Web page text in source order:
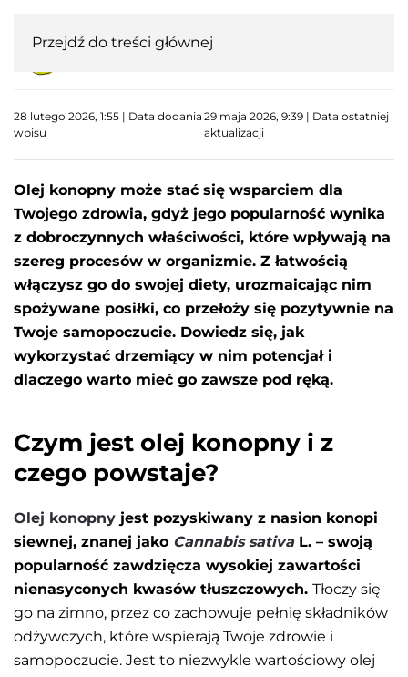
Przejdź do treści głównej
28 lutego 2026, 1:55 | Data dodania
wpisu
29 maja 2026, 9:39 | Data ostatniej
aktualizacji
Olej konopny może stać się wsparciem dla
Twojego zdrowia, gdyż jego popularność wynika
z dobroczynnych właściwości, które wpływają na
szereg procesów w organizmie. Z łatwością
włączysz go do swojej diety, urozmaicając nim
spożywane posiłki, co przełoży się pozytywnie na
Twoje samopoczucie. Dowiedz się, jak
wykorzystać drzemiący w nim potencjał i
dlaczego warto mieć go zawsze pod ręką.
Czym jest olej konopny i z
czego powstaje?
Olej konopny jest pozyskiwany z nasion konopi
siewnej, znanej jako Cannabis sativa L. – swoją
popularność zawdzięcza wysokiej zawartości
nienasyconych kwasów tłuszczowych. Tłoczy się
go na zimno, przez co zachowuje pełnię składników
odżywczych, które wspierają Twoje zdrowie i
samopoczucie. Jest to niezwykle wartościowy olej